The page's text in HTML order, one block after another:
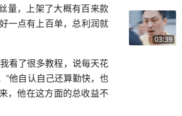
量，上架了大概有百来款
一点有上百单，总利润就
看了很多教程，说每天花
他自认自己还算勤快，也
，他在这方面的总收益不
03:39